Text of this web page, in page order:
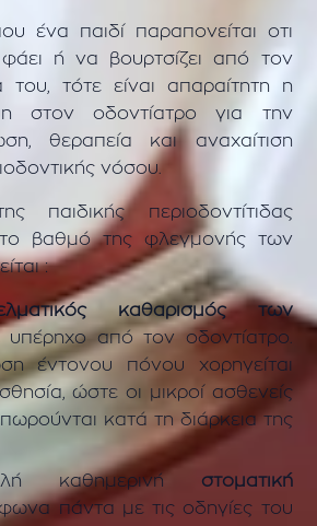
ένα παιδί παραπονείται οτι
ή να βουρτσίζει από τον
τότε είναι απαραίτητη η
στον οδοντίατρο για την
θεραπεία και αναχαίτιση
νόσου.
παιδικής περιοδοντίτιδας
το βαθμό της φλεγμονής των
:
καθαρισμός των
από τον οδοντίατρο.
έντονου πόνου χορηγείται
ώστε οι μικροί ασθενείς
κατά τη διάρκεια της
καθημερινή στοματική
πάντα με τις οδηγίες του